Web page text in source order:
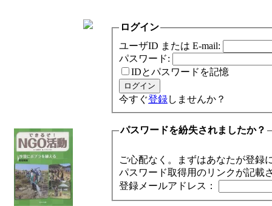
ログイン
ユーザID または E-mail:
パスワード:
IDとパスワードを記憶
今すぐ登録しませんか？
パスワードを紛失されましたか？
ご心配なく。まずはあなたが登録
パスワード取得用のリンクが記載
登録メールアドレス：